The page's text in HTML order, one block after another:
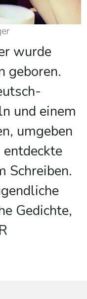
wurde
geboren.
und einem
umgeben
Schreiben.
Gedichte,